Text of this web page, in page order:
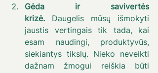
Gėda ir savivertės
krizė. Daugelis mūsų išmokyti
jaustis vertingais tik tada, kai
esam naudingi, produktyvūs,
siekiantys tikslų. Nieko neveikti
dažnam žmogui reiškia būti